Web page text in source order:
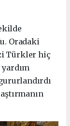
Oradaki
Türkler hiç